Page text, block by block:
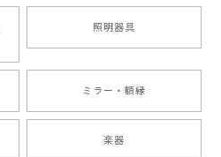
照明器具
ミラー・額縁
楽器